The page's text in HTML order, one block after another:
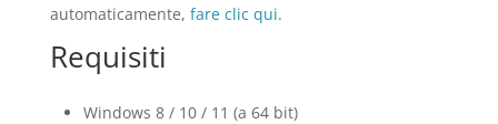
automaticamente, fare clic qui.
Requisiti
Windows 8 / 10 / 11 (a 64 bit)